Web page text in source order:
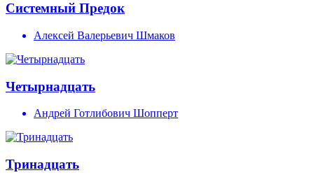
Системный Предок
Алексей Валерьевич Шмаков
Четырнадцать
Андрей Готлибович Шопперт
Тринадцать